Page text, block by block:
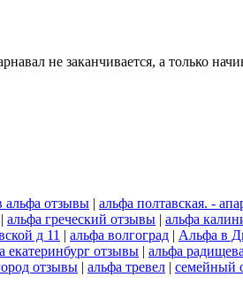
не заканчивается, а только
альфа отзывы | альфа полтавская. -
| альфа греческий отзывы | альфа
д 11 | альфа волгоград | Альфа в
екатеринбург отзывы | альфа
отзывы | альфа тревел | семейный